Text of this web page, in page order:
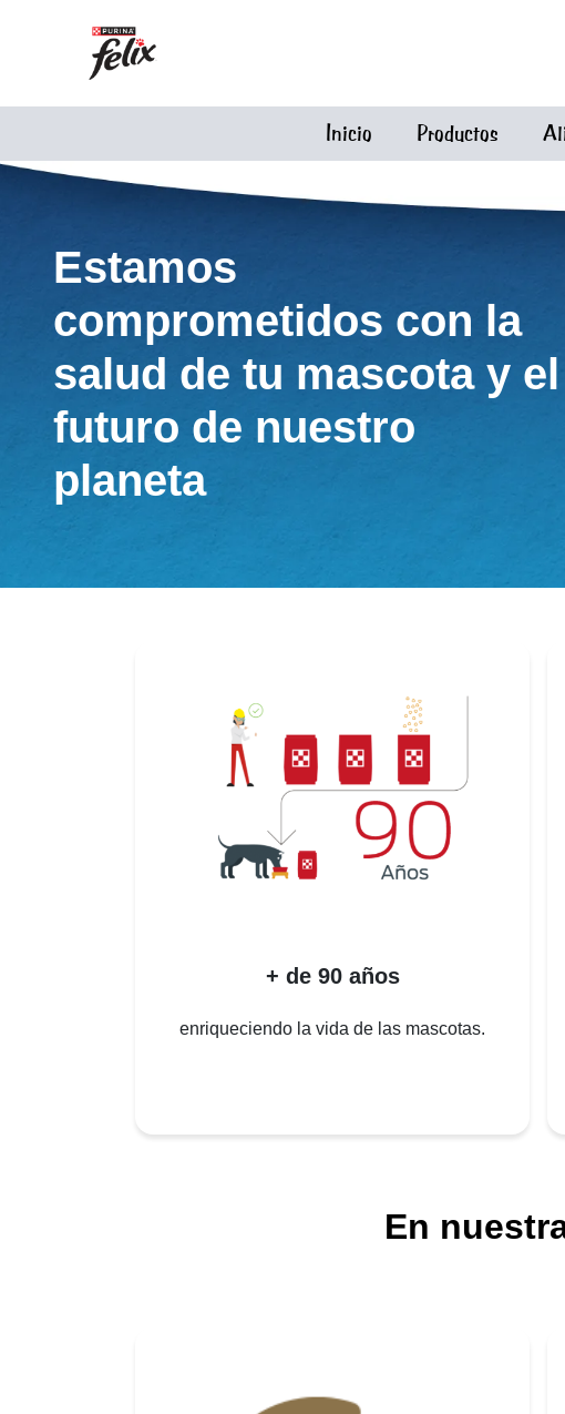
Inicio Productos
Estamos
comprometidos con la
salud de tu mascota y el
futuro de nuestro
planeta
+ de 90 años
enriqueciendo la vida de las mascotas.
En